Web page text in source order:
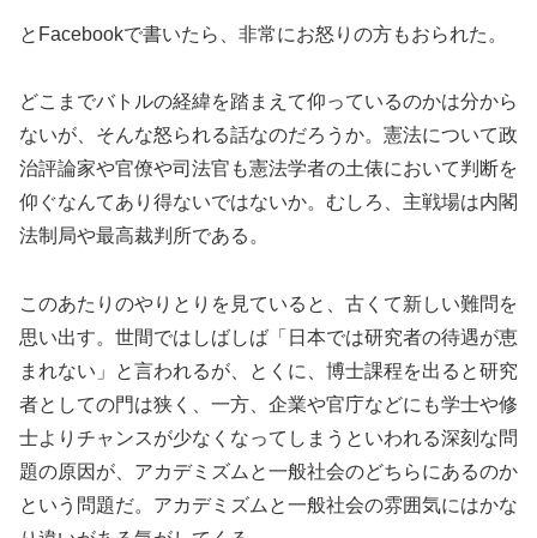
とFacebookで書いたら、非常にお怒りの方もおられた。
どこまでバトルの経緯を踏まえて仰っているのかは分から
ないが、そんな怒られる話なのだろうか。憲法について政
治評論家や官僚や司法官も憲法学者の土俵において判断を
仰ぐなんてあり得ないではないか。むしろ、主戦場は内閣
法制局や最高裁判所である。
このあたりのやりとりを見ていると、古くて新しい難問を
思い出す。世間ではしばしば「日本では研究者の待遇が恵
まれない」と言われるが、とくに、博士課程を出ると研究
者としての門は狭く、一方、企業や官庁などにも学士や修
士よりチャンスが少なくなってしまうといわれる深刻な問
題の原因が、アカデミズムと一般社会のどちらにあるのか
という問題だ。アカデミズムと一般社会の雰囲気にはかな